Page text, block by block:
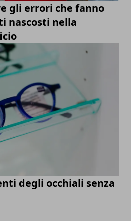
gli errori che fanno
nascosti nella
degli occhiali senza